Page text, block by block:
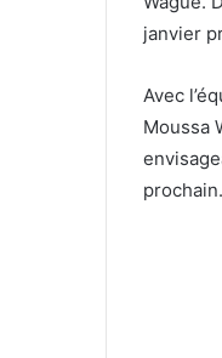
janvier
Avec
Moussa
prochain.